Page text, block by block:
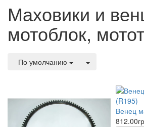
Маховики и
мотоблок,
По умолчанию
Венец